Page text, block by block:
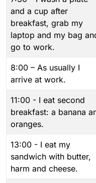
and a cup after
breakfast, grab my
laptop and my bag
go to work.
8:00 – As usually I
arrive at work.
11:00 - I eat second
breakfast: a banana
oranges.
13:00 - I eat my
sandwich with butter,
harm and cheese.